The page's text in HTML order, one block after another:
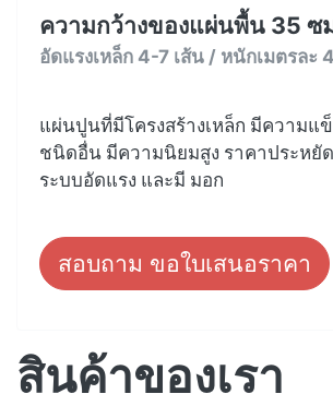
ความกว้างของแผ่นพื้น 35 ซ
อัดแรงเหล็ก 4-7 เส้น / หนักเมตรละ
แผ่นปูนที่มีโครงสร้างเหล็ก มีความแ
ชนิดอื่น มีความนิยมสูง ราคาประหยั
ระบบอัดแรง และมี มอก
สอบถาม ขอใบเสนอราคา
สินค้าของเรา